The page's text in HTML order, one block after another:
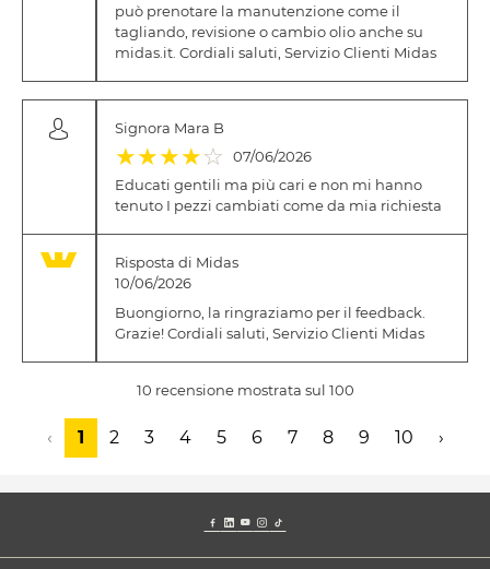
può prenotare la manutenzione come il
tagliando, revisione o cambio olio anche su
midas.it. Cordiali saluti, Servizio Clienti Midas
Signora Mara B
(*)
★ (*)
★ (*)
★ (*)
★ ( )
☆
07/06/2026
Educati gentili ma più cari e non mi hanno
tenuto I pezzi cambiati come da mia richiesta
Risposta di Midas
10/06/2026
Buongiorno, la ringraziamo per il feedback.
Grazie! Cordiali saluti, Servizio Clienti Midas
10 recensione mostrata sul 100
‹ 1 2 3 4 5 6 7 8 9 10 ›